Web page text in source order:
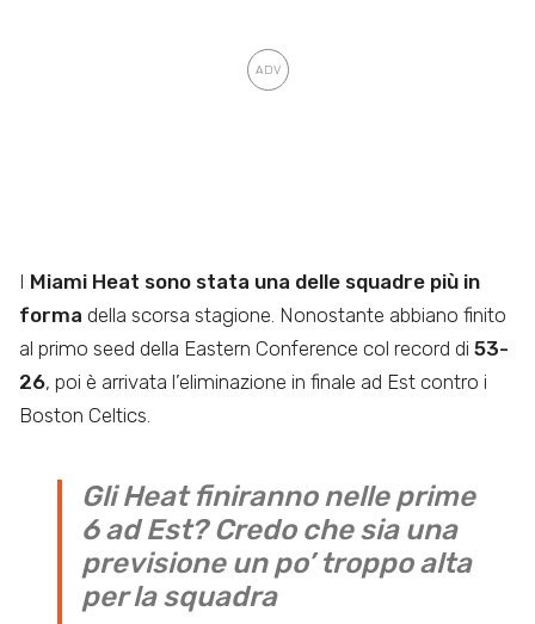
I Miami Heat sono stata una delle squadre più in
forma della scorsa stagione. Nonostante abbiano finito
al primo seed della Eastern Conference col record di 53-
26, poi è arrivata l’eliminazione in finale ad Est contro i
Boston Celtics.
Gli Heat finiranno nelle prime
6 ad Est? Credo che sia una
previsione un po’ troppo alta
per la squadra